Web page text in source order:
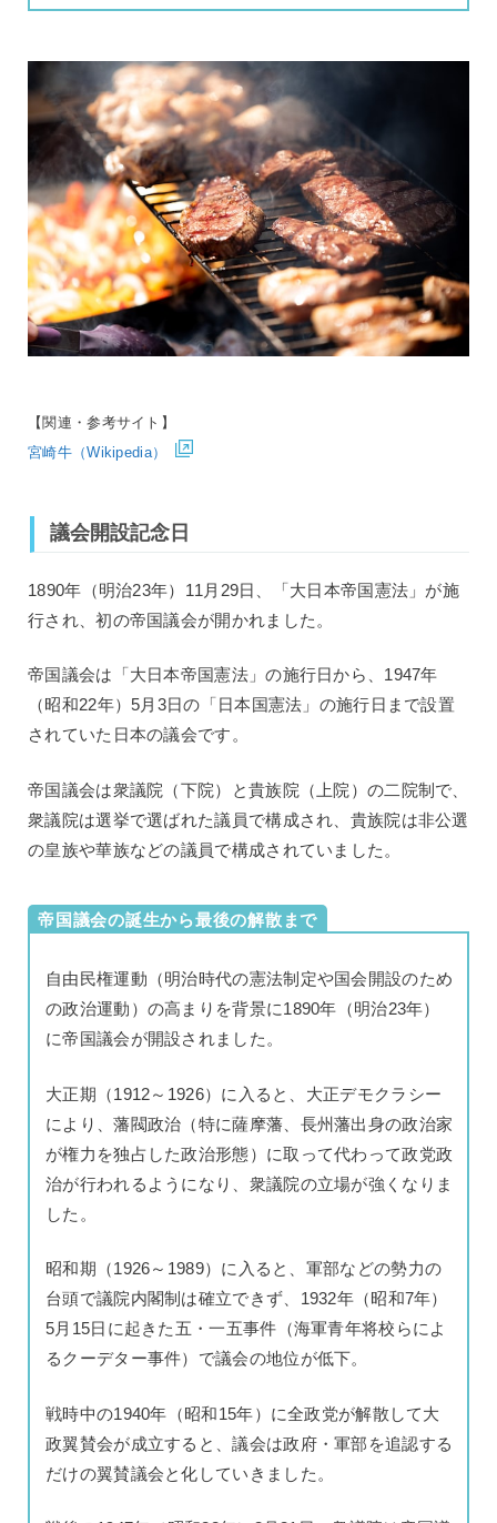
【関連・参考サイト】
宮崎牛（Wikipedia）
議会開設記念日
1890年（明治23年）11月29日、「大日本帝国憲法」が施
行され、初の帝国議会が開かれました。
帝国議会は「大日本帝国憲法」の施行日から、1947年
（昭和22年）5月3日の「日本国憲法」の施行日まで設置
されていた日本の議会です。
帝国議会は衆議院（下院）と貴族院（上院）の二院制で、
衆議院は選挙で選ばれた議員で構成され、貴族院は非公選
の皇族や華族などの議員で構成されていました。
帝国議会の誕生から最後の解散まで
自由民権運動（明治時代の憲法制定や国会開設のため
の政治運動）の高まりを背景に1890年（明治23年）
に帝国議会が開設されました。
大正期（1912～1926）に入ると、大正デモクラシー
により、藩閥政治（特に薩摩藩、長州藩出身の政治家
が権力を独占した政治形態）に取って代わって政党政
治が行われるようになり、衆議院の立場が強くなりま
した。
昭和期（1926～1989）に入ると、軍部などの勢力の
台頭で議院内閣制は確立できず、1932年（昭和7年）
5月15日に起きた五・一五事件（海軍青年将校らによ
るクーデター事件）で議会の地位が低下。
戦時中の1940年（昭和15年）に全政党が解散して大
政翼賛会が成立すると、議会は政府・軍部を追認する
だけの翼賛議会と化していきました。